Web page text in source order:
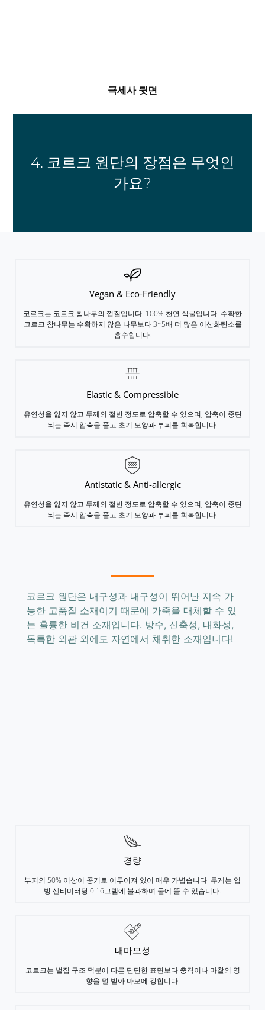
극세사 뒷면
4. 코르크 원단의 장점은 무엇인
가요?
Vegan & Eco-Friendly
코르크는 코르크 참나무의 껍질입니다. 100% 천연 식물입니다. 수확한
코르크 참나무는 수확하지 않은 나무보다 3~5배 더 많은 이산화탄소를
흡수합니다.
명사 프로젝트에서
Elastic & Compressible
유연성을 잃지 않고 두께의 절반 정도로 압축할 수 있으며, 압축이 중단
되는 즉시 압축을 풀고 초기 모양과 부피를 회복합니다.
Antistatic & Anti-allergic
유연성을 잃지 않고 두께의 절반 정도로 압축할 수 있으며, 압축이 중단
되는 즉시 압축을 풀고 초기 모양과 부피를 회복합니다.
코르크 원단은 내구성과 내구성이 뛰어난 지속 가
능한 고품질 소재이기 때문에 가죽을 대체할 수 있
는 훌륭한 비건 소재입니다. 방수, 신축성, 내화성,
독특한 외관 외에도 자연에서 채취한 소재입니다!
경량
부피의 50% 이상이 공기로 이루어져 있어 매우 가볍습니다. 무게는 입
방 센티미터당 0.16그램에 불과하며 물에 뜰 수 있습니다.
내마모성
코르크는 벌집 구조 덕분에 다른 단단한 표면보다 충격이나 마찰의 영
향을 덜 받아 마모에 강합니다.